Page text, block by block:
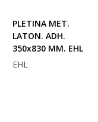
PLETINA MET.
LATON. ADH.
350x830 MM. EHL
EHL